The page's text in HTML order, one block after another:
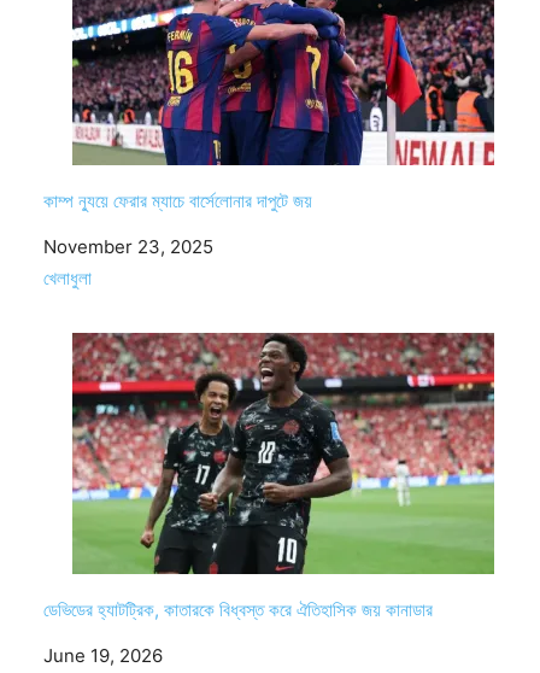
কাম্প ন্যুয়ে ফেরার ম্যাচে বার্সেলোনার দাপুটে জয়
Date
November 23, 2025
In relation to
খেলাধুলা
ডেভিডের হ্যাটট্রিক, কাতারকে বিধ্বস্ত করে ঐতিহাসিক জয় কানাডার
Date
June 19, 2026